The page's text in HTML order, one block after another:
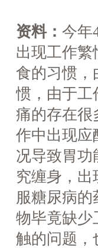
资料： 今年
出现工作繁
食的习惯，
惯，由于工
痛的存在很
作中出现应
况导致胃功
究缠身，
服糖尿病
物毕竟缺少
触的问题，